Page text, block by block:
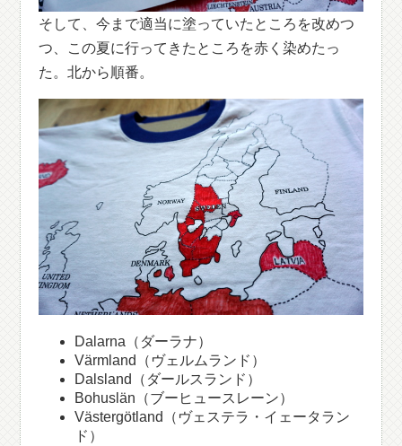
そして、今まで適当に塗っていたところを改めつ
つ、この夏に行ってきたところを赤く染めたっ
た。北から順番。
Dalarna（ダーラナ）
Värmland（ヴェルムランド）
Dalsland（ダールスランド）
Bohuslän（ブーヒュースレーン）
Västergötland（ヴェステラ・イェータラン
ド）